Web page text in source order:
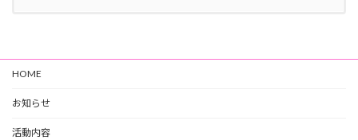
HOME
お知らせ
活動内容